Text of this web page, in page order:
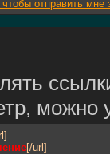
отправить мне
можно
[/url]